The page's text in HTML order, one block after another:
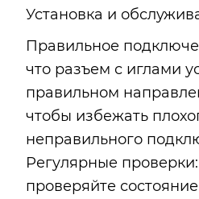
Установка и
Правильное
что разъем с иглами
правильном
чтобы избежать
неправильного
Регулярные
проверяйте